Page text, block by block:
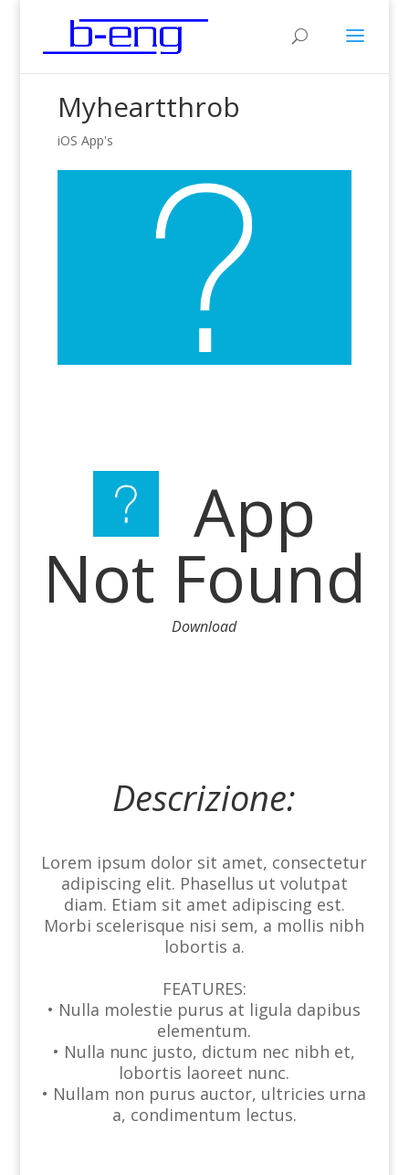
Myheartthrob
iOS App's
App
Not Found
Download
Descrizione:
Lorem ipsum dolor sit amet, consectetur
adipiscing elit. Phasellus ut volutpat
diam. Etiam sit amet adipiscing est.
Morbi scelerisque nisi sem, a mollis nibh
lobortis a.
FEATURES:
• Nulla molestie purus at ligula dapibus
elementum.
• Nulla nunc justo, dictum nec nibh et,
lobortis laoreet nunc.
• Nullam non purus auctor, ultricies urna
a, condimentum lectus.